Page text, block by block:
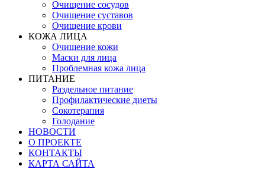
Очищение сосудов
Очищение суставов
Очищение крови
КОЖА ЛИЦА
Очищение кожи
Маски для лица
Проблемная кожа лица
ПИТАНИЕ
Раздельное питание
Профилактические диеты
Сокотерапия
Голодание
НОВОСТИ
О ПРОЕКТЕ
КОНТАКТЫ
КАРТА САЙТА